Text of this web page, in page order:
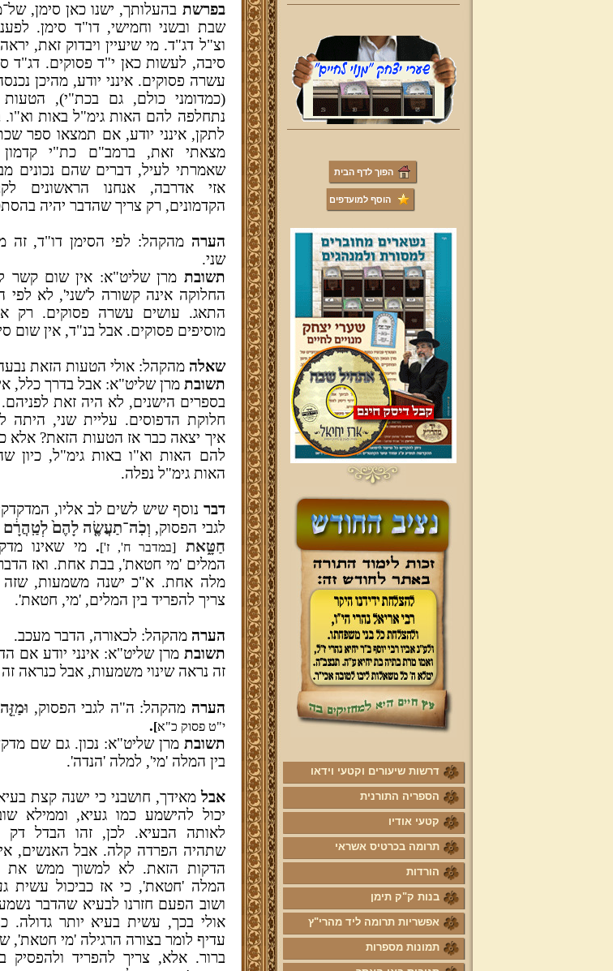
הפוך לדף הבית
הוסף למועדפים
דרשות שיעורים וקטעי וידאו
הספריה התורנית
קטעי אודיו
תרומה בכרטיס אשראי
הורדות
בנות ק"ק תימן
אפשריות תרומה ליד מהרי"ץ
תמונות מספרות
בפרשת בהעלותך, ישנו כאן סימן,
שבת ובשני וחמישי, דו"ד סימן.
וצ"ל דג"ד. מי שיעיין ויבדוק זאת,
סיבה, לעשות כאן י"ד פסוקים. דג"ד
עשרה פסוקים. אינני יודע, מהיכן
(כמדומני כולם, גם בכת"י),
נתחלפה להם האות גימ"ל באות וא"ו.
לתקן, אינני יודע, אם תמצאו ספר
מצאתי זאת, ברמב"ם כת"י קדמון
שאמרתי לעיל, דברים שהם נכונים
אזי אדרבה, אנחנו הראשונים
הקדמונים, רק צריך שהדבר יהיה
הערה מהקהל: לפי הסימן דו"ד, זה
שני.
תשובת מרן שליט"א: אין שום קשר
החלוקה אינה קשורה ל'שני', לא לפי
התאג. עושים עשרה פסוקים. רק
מוסיפים פסוקים. אבל בנ"ד, אין שום
שאלה מהקהל: אולי הטעות הזאת
תשובת מרן שליט"א: אבל בדרך כלל,
בספרים הישנים, לא היה זאת
חלוקת הדפוסים. עליית שני, היתה
איך יצאה כבר אז הטעות הזאת? אלא
להם האות וא"ו באות גימ"ל, כיון
האות גימ"ל נפלה.
דבר נוסף שיש לשים לב אליו,
לגבי הפסוק, וְכֹֽה־תַעֲשֶׂ֤ה לָהֶם֙ לְטַֽהֲרָ֔ם
חַטָּ֑את
[במדבר ח', ז']. מי שאינו
המלים 'מי חטאת', בבת אחת. ואז
מלה אחת. א"כ ישנה משמעות, שזה
צריך להפריד בין המלים, 'מי, חטאת'.
הערה מהקהל: לכאורה, הדבר מעכב.
תשובת מרן שליט"א: אינני יודע אם
זה נראה שינוי משמעות, אבל כנראה
הערה מהקהל: ה"ה לגבי הפסוק,
י"ט פסוק כ"א]
.
תשובת מרן שליט"א: נכון. גם שם
בין המלה 'מי', למלה 'הנדה'.
אבל מאידך, חושבני כי ישנה קצת
יכול להישמע כמו געיא, וממילא
לאותה הבעיא. לכן, זהו הבדל דק
שתהיה הפרדה קלה. אבל האנשים,
הדקות הזאת. לא למשוך ממש את
המלה 'חטאת', כי אז כביכול עשית
ושוב הפעם חזרנו לבעיא שהדבר
אולי בכך, עשית בעיא יותר גדולה.
עדיף לומר בצורה הרגילה 'מי חטאת',
ברור. אלא, צריך להפריד ולהפסיק